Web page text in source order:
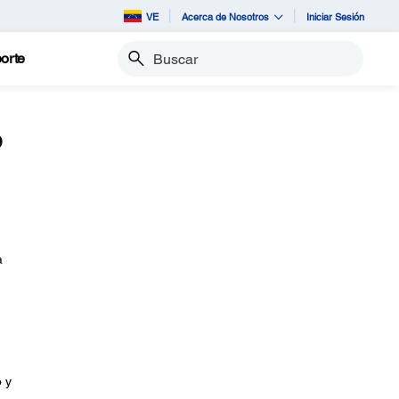
VE Acerca de Nosotros Iniciar Sesión
Buscar
y